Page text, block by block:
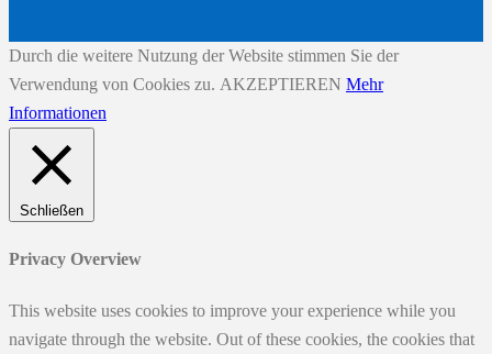
Durch die weitere Nutzung der Website stimmen Sie der
Verwendung von Cookies zu. AKZEPTIEREN Mehr
Informationen
Schließen
Privacy Overview
This website uses cookies to improve your experience while you
navigate through the website. Out of these cookies, the cookies that